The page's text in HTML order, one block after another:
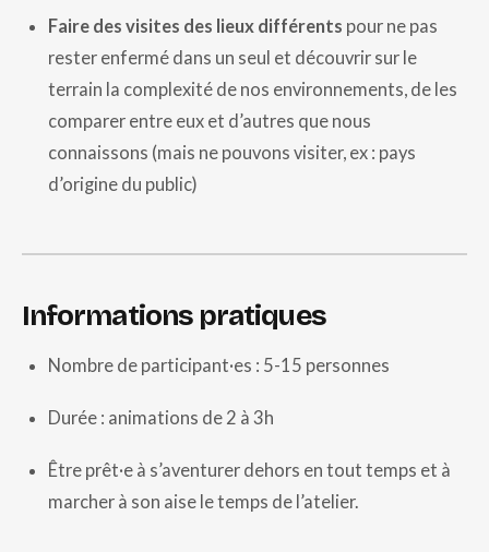
Faire des visites des lieux différents pour ne pas
rester enfermé dans un seul et découvrir sur le
terrain la complexité de nos environnements, de les
comparer entre eux et d’autres que nous
connaissons (mais ne pouvons visiter, ex : pays
d’origine du public)
Informations pratiques
Nombre de participant·es : 5-15 personnes
Durée : animations de 2 à 3h
Être prêt·e à s’aventurer dehors en tout temps et à
marcher à son aise le temps de l’atelier.